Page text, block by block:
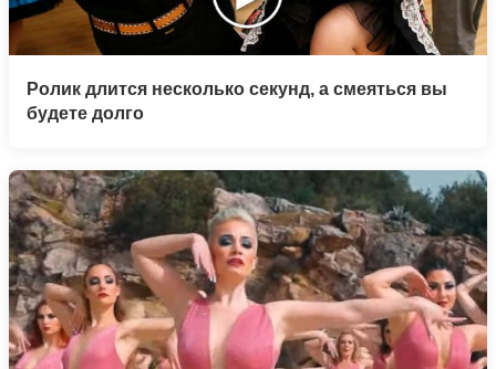
Ролик длится несколько секунд, а смеяться вы
будете долго